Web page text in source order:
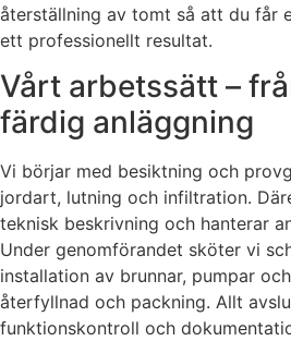
återställning av tomt så att du får
ett professionellt resultat.
Vårt arbetssätt –
färdig anläggning
Vi börjar med besiktning och
jordart, lutning och infiltration.
teknisk beskrivning och hanterar
Under genomförandet sköter vi
installation av brunnar, pumpar
återfyllnad och packning. Allt
funktionskontroll och